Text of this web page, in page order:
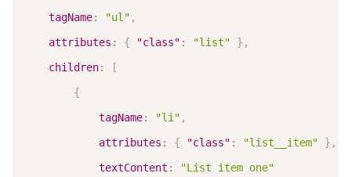
tagName: "ul" ,
attributes : { "class" : "list" } ,
children:
[
{
tagName: "li" ,
attributes : { "class" : "list__item" } ,
textContent :
"List item one"